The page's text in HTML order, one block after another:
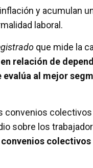
y acumulan
laboral.
que mide la
relación de
al mejor
sobre los